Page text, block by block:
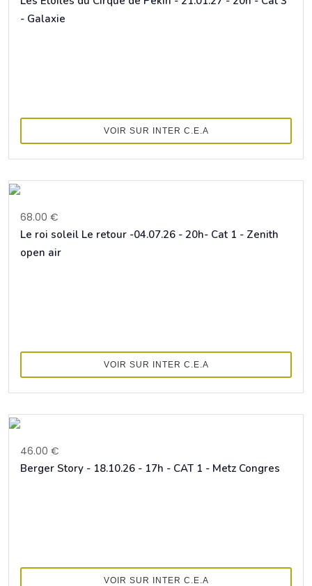
- Galaxie
VOIR SUR INTER C.E.A
68.00 €
Le roi soleil Le retour -04.07.26 - 20h- Cat 1 - Zenith
open air
VOIR SUR INTER C.E.A
46.00 €
Berger Story - 18.10.26 - 17h - CAT 1 - Metz Congres
VOIR SUR INTER C.E.A